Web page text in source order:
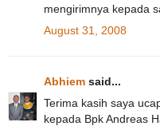
mengirimnya kepada
August 31, 2008
Abhiem said...
Terima kasih saya
kepada Bpk Andreas